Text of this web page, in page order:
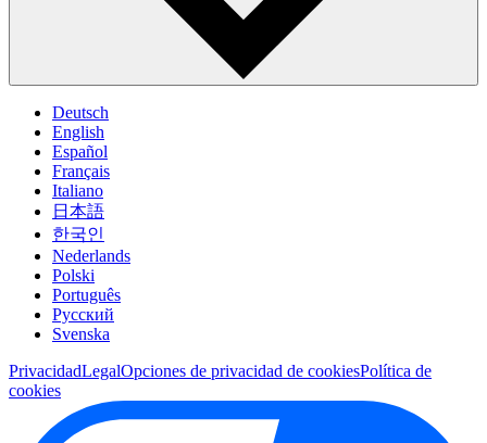
Deutsch
English
Español
Français
Italiano
日本語
한국인
Nederlands
Polski
Português
Pусский
Svenska
PrivacidadLegalOpciones de privacidad de cookiesPolítica de
cookies